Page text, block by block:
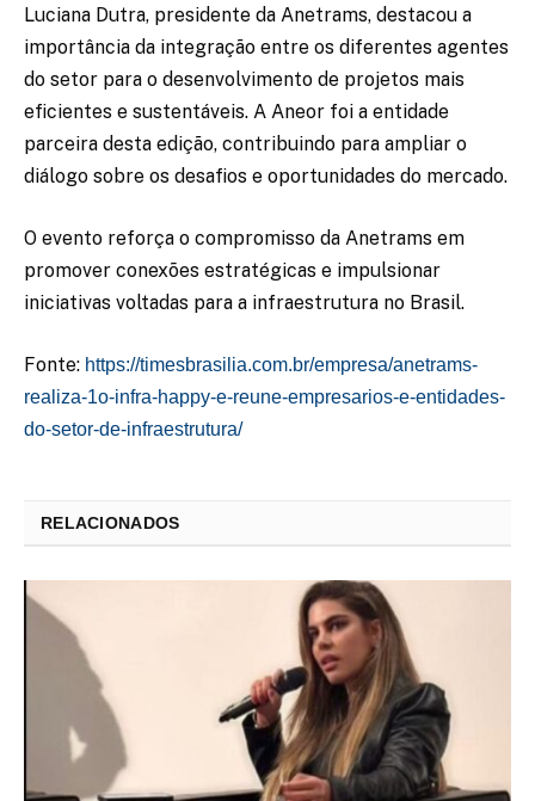
Luciana Dutra, presidente da Anetrams, destacou a
importância da integração entre os diferentes agentes
do setor para o desenvolvimento de projetos mais
eficientes e sustentáveis. A Aneor foi a entidade
parceira desta edição, contribuindo para ampliar o
diálogo sobre os desafios e oportunidades do mercado.
O evento reforça o compromisso da Anetrams em
promover conexões estratégicas e impulsionar
iniciativas voltadas para a infraestrutura no Brasil.
Fonte: https://timesbrasilia.com.br/empresa/anetrams-
realiza-1o-infra-happy-e-reune-empresarios-e-entidades-
do-setor-de-infraestrutura/
RELACIONADOS